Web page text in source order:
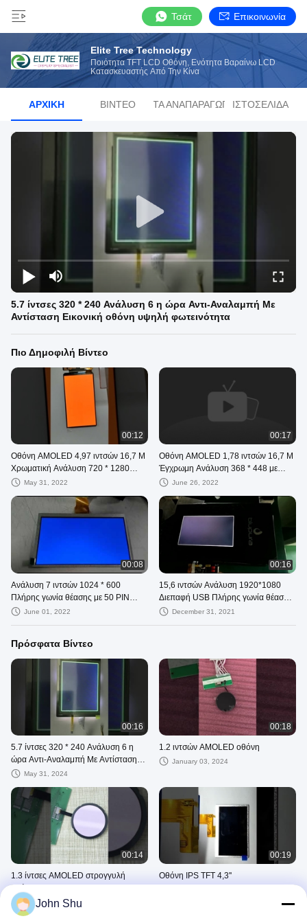
Τσάτ Επικοινωνία
Elite Tree Technology
Ποιότητα TFT LCD Οθόνη, Ενότητα Βαραίνω LCD
Κατασκευαστής Από Την Κίνα
ΑΡΧΙΚΉ ΒΊΝΤΕΟ ΛΊΣΤΑ ΑΝΑΠΑΡΑΓΩΓΉΣΙΣΤΟΣΕΛΊΔΑ
5.7 ίντσες 320 * 240 Ανάλυση 6 η ώρα Αντι-Αναλαμπή Με
Αντίσταση Εικονική οθόνη υψηλή φωτεινότητα
Πιο Δημοφιλή Βίντεο
00:12
Οθόνη AMOLED 4,97 ιντσών 16,7 M
Χρωματική Ανάλυση 720 * 1280
Διεπαφή MIPI DSI με αφή σε κυψέλη
May 31, 2022
00:17
Οθόνη AMOLED 1,78 ιντσών 16,7 M
Έγχρωμη Ανάλυση 368 * 448 με
Διασύνδεση QAD-SPI με αφή
June 26, 2022
00:08
Ανάλυση 7 ιντσών 1024 * 600
Πλήρης γωνία θέασης με 50 PIN
Διεπαφή TTL 350CD
June 01, 2022
00:16
15,6 ιντσών Ανάλυση 1920*1080
Διεπαφή USB Πλήρης γωνία θέασης
Υψηλή φωτεινότητα
December 31, 2021
Πρόσφατα Βίντεο
00:16
5.7 ίντσες 320 * 240 Ανάλυση 6 η
ώρα Αντι-Αναλαμπή Με Αντίσταση
Εικονική οθόνη υψηλή φωτεινότητα
May 31, 2024
00:18
1.2 ιντσών AMOLED οθόνη
January 03, 2024
00:14
1.3 ίντσες AMOLED στρογγυλή
οθόνη
October 18, 2023
00:19
Οθόνη IPS TFT 4,3''
John Shu